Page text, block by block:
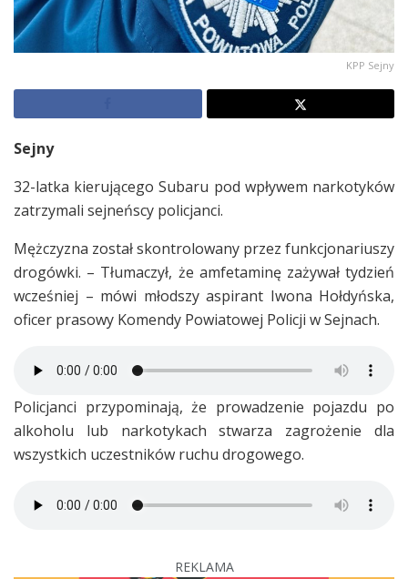
KPP Sejny
Sejny
32-latka kierującego Subaru pod wpływem narkotyków
zatrzymali sejneńscy policjanci.
Mężczyzna został skontrolowany przez funkcjonariuszy
drogówki. – Tłumaczył, że amfetaminę zażywał tydzień
wcześniej – mówi młodszy aspirant Iwona Hołdyńska,
oficer prasowy Komendy Powiatowej Policji w Sejnach.
Policjanci przypominają, że prowadzenie pojazdu po
alkoholu lub narkotykach stwarza zagrożenie dla
wszystkich uczestników ruchu drogowego.
REKLAMA